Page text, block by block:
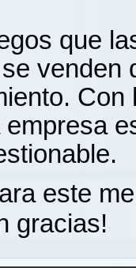
que
venden
empresa
este
gracias!